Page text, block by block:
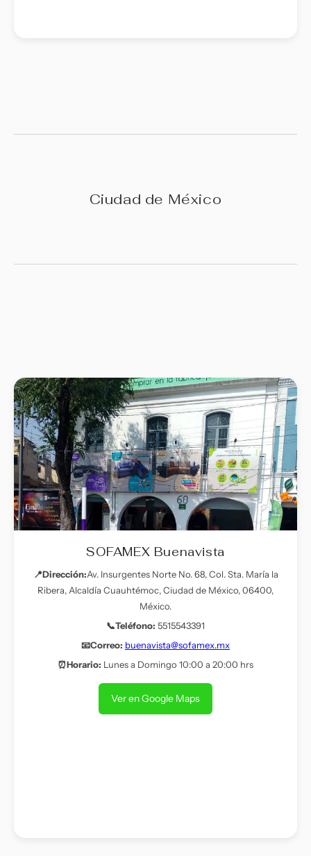
Ciudad de México
SOFAMEX Buenavista
📍Dirección:Av. Insurgentes Norte No. 68, Col. Sta. María la
Ribera, Alcaldía Cuauhtémoc, Ciudad de México, 06400,
México.
📞Teléfono: 5515543391
📧Correo: buenavista@sofamex.mx
⏰Horario: Lunes a Domingo 10:00 a 20:00 hrs
Ver en Google Maps